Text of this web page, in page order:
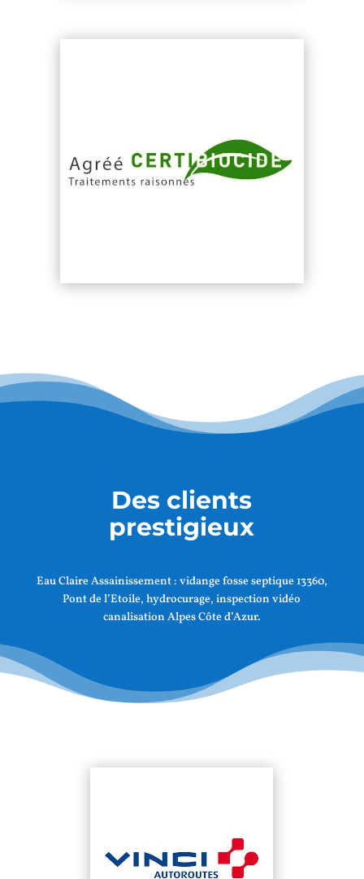
Des clients
prestigieux
Eau Claire Assainissement : vidange fosse septique 13360,
Pont de l’Etoile, hydrocurage, inspection vidéo
canalisation Alpes Côte d’Azur.